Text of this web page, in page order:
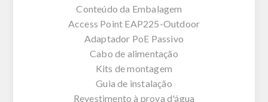
Conteúdo da Embalagem
Access Point EAP225-Outdoor
Adaptador PoE Passivo
Cabo de alimentação
Kits de montagem
Guia de instalação
Revestimento à prova d'água